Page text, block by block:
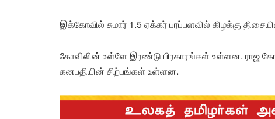
இக்கோவில் சுமார் 1.5 ஏக்கர் பரப்பளவில் கிழக்கு
கோவிலின் உள்ளே இரண்டு பிரகாரங்கள் உள்ளன. ராஜ
கனபதியின் சிற்பங்கள் உள்ளன.